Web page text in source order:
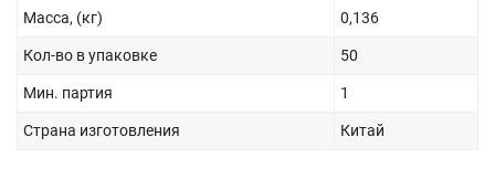
Масса, (кг) 0,136
Кол-во в упаковке 50
Мин. партия 1
Страна изготовления Китай